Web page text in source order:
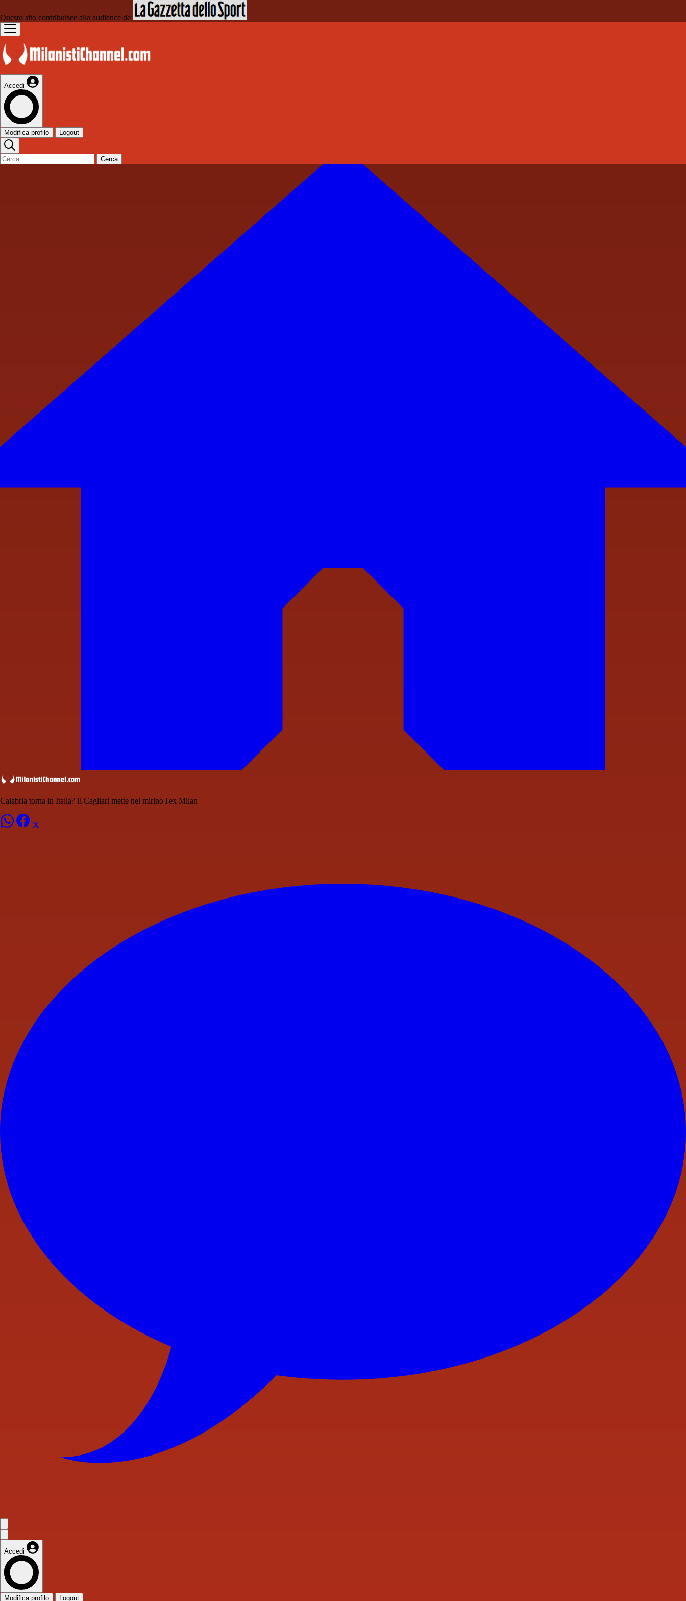
Questo sito contribuisce alla audience de
Accedi
Modifica profilo Logout
Cerca
Calabria torna in Italia? Il Cagliari mette nel mirino l'ex Milan
Accedi
Modifica profilo Logout